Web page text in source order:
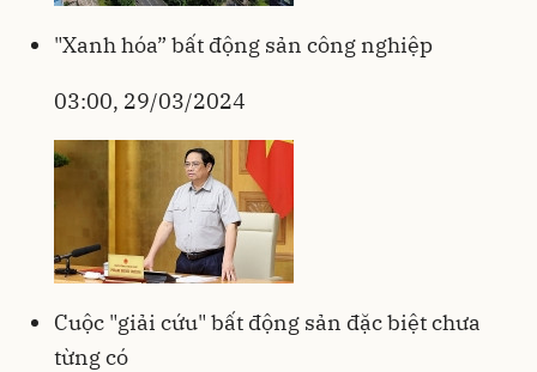
"Xanh hóa” bất động sản công nghiệp
03:00, 29/03/2024
Cuộc "giải cứu" bất động sản đặc biệt chưa
từng có